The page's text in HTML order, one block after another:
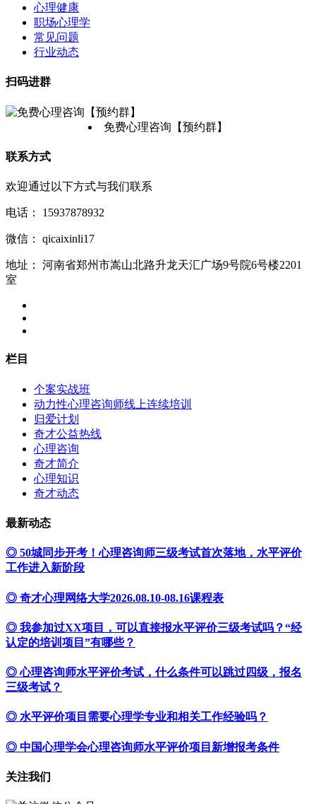
心理健康
职场心理学
常见问题
行业动态
扫码进群
免费心理咨询【预约群】
联系方式
欢迎通过以下方式与我们联系
电话： 15937878932
微信： qicaixinli17
地址：
河南省郑州市嵩山北路升龙天汇广场9号院6号楼2201
室
栏目
个案实战班
动力性心理咨询师线上连续培训
归爱计划
奇才公益热线
心理咨询
奇才简介
心理知识
奇才动态
最新动态
◎ 50城同步开考！心理咨询师三级考试首次落地，水平评价
工作进入新阶段
◎ 奇才心理网络大学2026.08.10-08.16课程表
◎ 我参加过XX项目，可以直接报水平评价三级考试吗？“经
认定的培训项目”有哪些？
◎ 心理咨询师水平评价考试，什么条件可以跳过四级，报名
三级考试？
◎ 水平评价项目需要心理学专业和相关工作经验吗？
◎ 中国心理学会心理咨询师水平评价项目新增报考条件
关注我们